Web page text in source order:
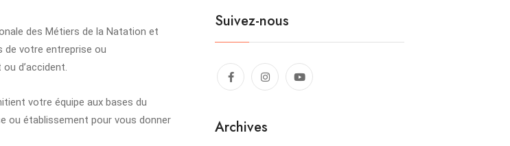
des Métiers de la Natation et
votre entreprise ou
d’accident.
votre équipe aux bases du
ou établissement pour vous donner
Suivez-nous
Archives